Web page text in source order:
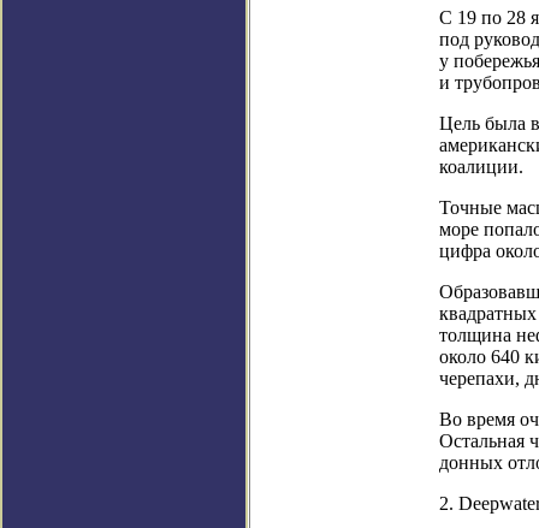
С 19 по 28
под
у
и
Цель была
коалиции.
Точные
море
цифра
толщина
около 640
черепахи,
Во время
Остальная
донных
2.